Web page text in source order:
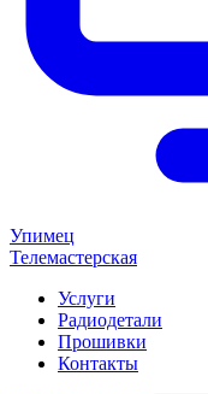
Упимец
Телемастерская
Услуги
Радиодетали
Прошивки
Контакты